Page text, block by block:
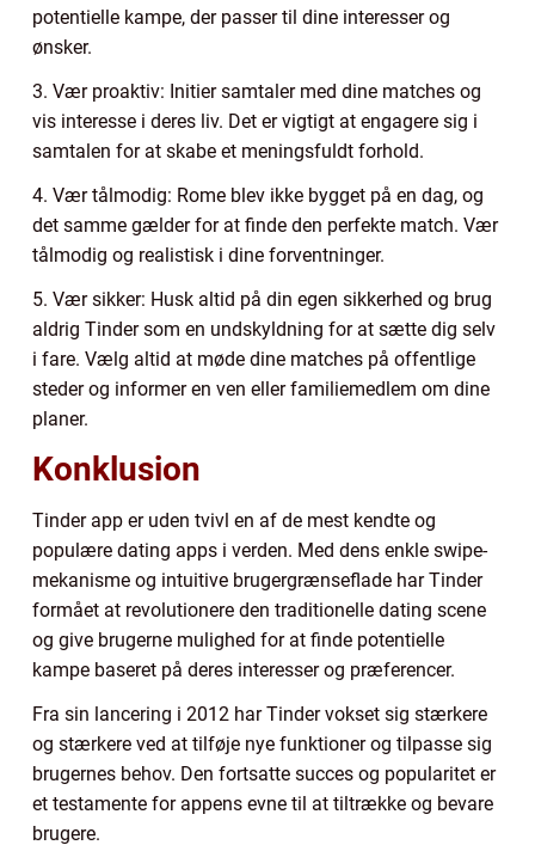
potentielle kampe, der passer til dine interesser og
ønsker.
3. Vær proaktiv: Initier samtaler med dine matches og
vis interesse i deres liv. Det er vigtigt at engagere sig i
samtalen for at skabe et meningsfuldt forhold.
4. Vær tålmodig: Rome blev ikke bygget på en dag, og
det samme gælder for at finde den perfekte match. Vær
tålmodig og realistisk i dine forventninger.
5. Vær sikker: Husk altid på din egen sikkerhed og brug
aldrig Tinder som en undskyldning for at sætte dig selv
i fare. Vælg altid at møde dine matches på offentlige
steder og informer en ven eller familiemedlem om dine
planer.
Konklusion
Tinder app er uden tvivl en af de mest kendte og
populære dating apps i verden. Med dens enkle swipe-
mekanisme og intuitive brugergrænseflade har Tinder
formået at revolutionere den traditionelle dating scene
og give brugerne mulighed for at finde potentielle
kampe baseret på deres interesser og præferencer.
Fra sin lancering i 2012 har Tinder vokset sig stærkere
og stærkere ved at tilføje nye funktioner og tilpasse sig
brugernes behov. Den fortsatte succes og popularitet er
et testamente for appens evne til at tiltrække og bevare
brugere.